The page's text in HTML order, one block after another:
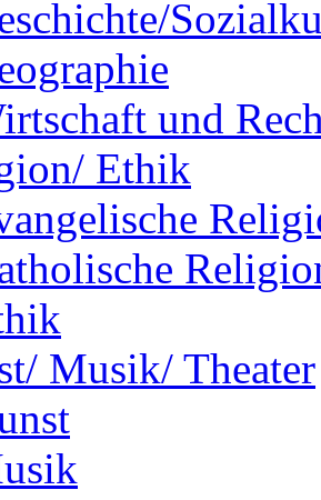
und
Ethik
Musik/ Theater